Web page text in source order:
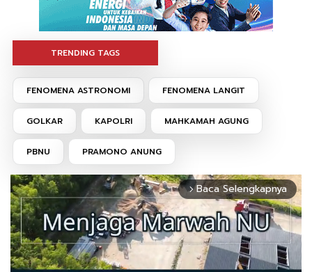
TRENDING TAGS
FENOMENA ASTRONOMI FENOMENA LANGIT
GOLKAR KAPOLRI MAHKAMAH AGUNG
PBNU PRAMONO ANUNG
arrow_forward_ios Baca Selengkapnya